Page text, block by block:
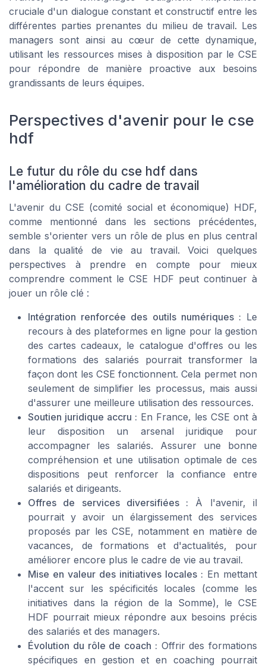
cruciale d'un dialogue constant et constructif entre les
différentes parties prenantes du milieu de travail. Les
managers sont ainsi au cœur de cette dynamique,
utilisant les ressources mises à disposition par le CSE
pour répondre de manière proactive aux besoins
grandissants de leurs équipes.
Perspectives d'avenir pour le cse
hdf
Le futur du rôle du cse hdf dans
l'amélioration du cadre de travail
L'avenir du CSE (comité social et économique) HDF,
comme mentionné dans les sections précédentes,
semble s'orienter vers un rôle de plus en plus central
dans la qualité de vie au travail. Voici quelques
perspectives à prendre en compte pour mieux
comprendre comment le CSE HDF peut continuer à
jouer un rôle clé :
Intégration renforcée des outils numériques : Le
recours à des plateformes en ligne pour la gestion
des cartes cadeaux, le catalogue d'offres ou les
formations des salariés pourrait transformer la
façon dont les CSE fonctionnent. Cela permet non
seulement de simplifier les processus, mais aussi
d'assurer une meilleure utilisation des ressources.
Soutien juridique accru : En France, les CSE ont à
leur disposition un arsenal juridique pour
accompagner les salariés. Assurer une bonne
compréhension et une utilisation optimale de ces
dispositions peut renforcer la confiance entre
salariés et dirigeants.
Offres de services diversifiées : À l'avenir, il
pourrait y avoir un élargissement des services
proposés par les CSE, notamment en matière de
vacances, de formations et d'actualités, pour
améliorer encore plus le cadre de vie au travail.
Mise en valeur des initiatives locales : En mettant
l'accent sur les spécificités locales (comme les
initiatives dans la région de la Somme), le CSE
HDF pourrait mieux répondre aux besoins précis
des salariés et des managers.
Évolution du rôle de coach : Offrir des formations
spécifiques en gestion et en coaching pourrait